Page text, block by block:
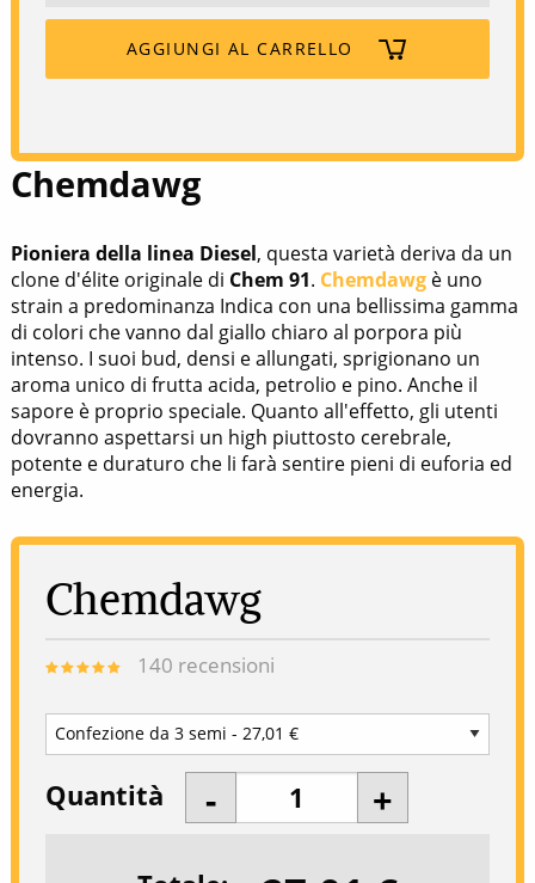
AGGIUNGI AL CARRELLO
Chemdawg
Pioniera della linea Diesel, questa varietà deriva da un
clone d'élite originale di Chem 91. Chemdawgè uno
strain a predominanza Indica con una bellissima gamma
di colori che vanno dal giallo chiaro al porpora più
intenso. I suoi bud, densi e allungati, sprigionano un
aroma unico di frutta acida, petrolio e pino. Anche il
sapore è proprio speciale. Quanto all'effetto, gli utenti
dovranno aspettarsi un high piuttosto cerebrale,
potente e duraturo che li farà sentire pieni di euforia ed
energia.
Chemdawg
140 recensioni
Quantità